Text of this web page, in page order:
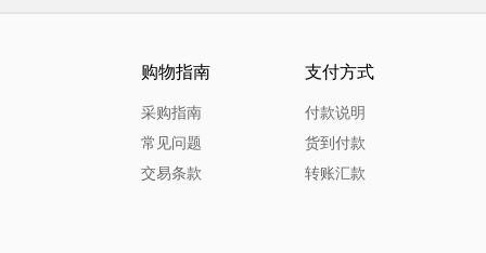
购物指南
采购指南
常见问题
交易条款
支付方式
付款说明
货到付款
转账汇款